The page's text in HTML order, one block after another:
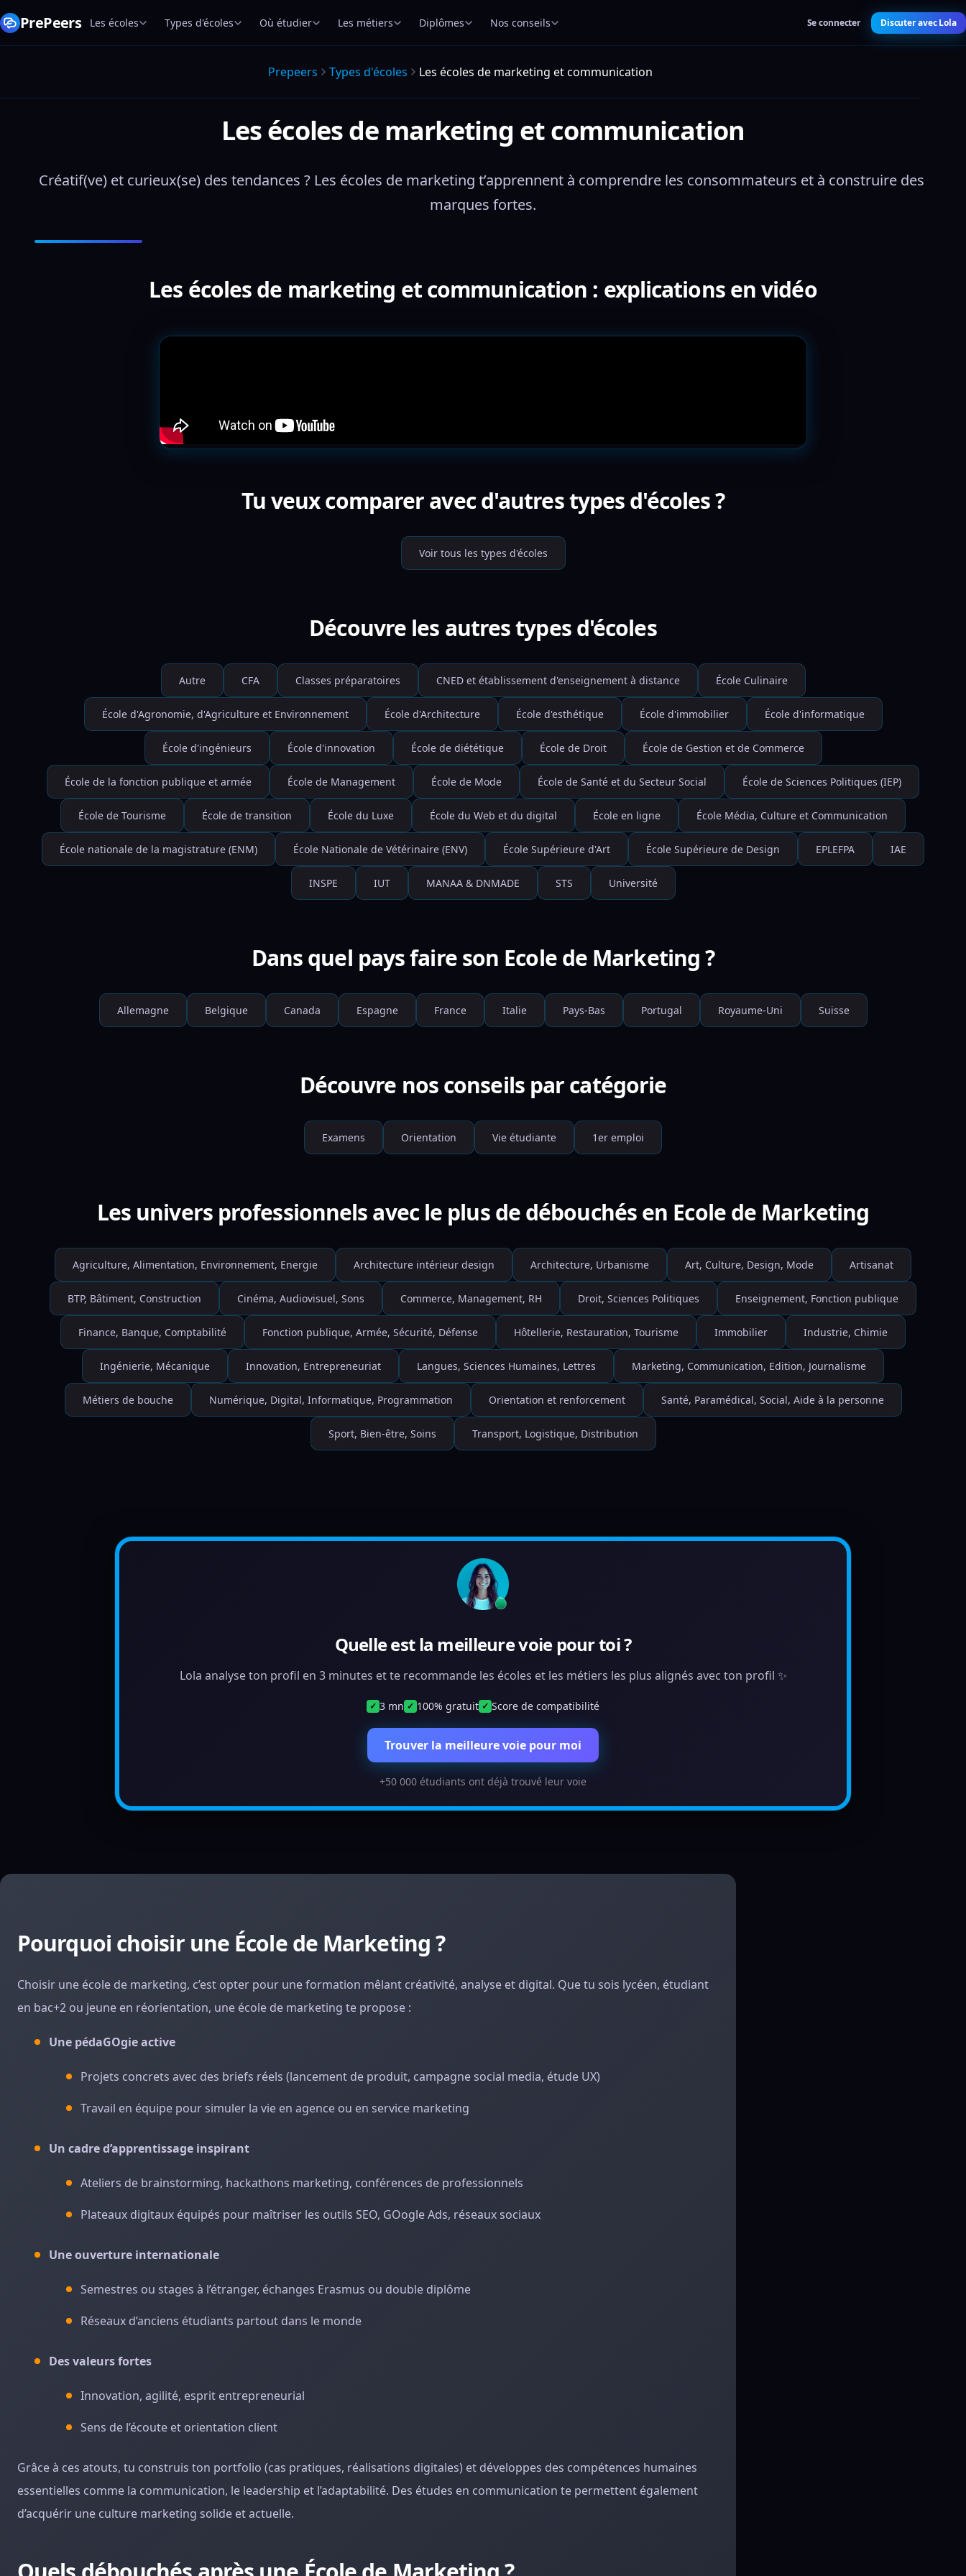
PrePeers Les écoles Types d'écoles Où étudier Les métiers Diplômes Nos conseils Se connecter Discuter avec Lola
Prepeers Types d'écoles Les écoles de marketing et communication
Les écoles de marketing et communication
Créatif(ve) et curieux(se) des tendances ? Les écoles de marketing t’apprennent à comprendre les consommateurs et à construire des
marques fortes.
Les écoles de marketing et communication : explications en vidéo
Tu veux comparer avec d'autres types d'écoles ?
Voir tous les types d'écoles
Découvre les autres types d'écoles
Autre CFA Classes préparatoires CNED et établissement d'enseignement à distance École Culinaire
École d'Agronomie, d'Agriculture et Environnement École d'Architecture École d'esthétique École d'immobilier École d'informatique
École d'ingénieurs École d'innovation École de diététique École de Droit École de Gestion et de Commerce
École de la fonction publique et armée École de Management École de Mode École de Santé et du Secteur Social École de Sciences Politiques (IEP)
École de Tourisme École de transition École du Luxe École du Web et du digital École en ligne École Média, Culture et Communication
École nationale de la magistrature (ENM) École Nationale de Vétérinaire (ENV) École Supérieure d'Art École Supérieure de Design EPLEFPA IAE
INSPE IUT MANAA & DNMADE STS Université
Dans quel pays faire son Ecole de Marketing ?
Allemagne Belgique Canada Espagne France Italie Pays-Bas Portugal Royaume-Uni Suisse
Découvre nos conseils par catégorie
Examens Orientation Vie étudiante 1er emploi
Les univers professionnels avec le plus de débouchés en Ecole de Marketing
Agriculture, Alimentation, Environnement, Energie Architecture intérieur design Architecture, Urbanisme Art, Culture, Design, Mode Artisanat
BTP, Bâtiment, Construction Cinéma, Audiovisuel, Sons Commerce, Management, RH Droit, Sciences Politiques Enseignement, Fonction publique
Finance, Banque, Comptabilité Fonction publique, Armée, Sécurité, Défense Hôtellerie, Restauration, Tourisme Immobilier Industrie, Chimie
Ingénierie, Mécanique Innovation, Entrepreneuriat Langues, Sciences Humaines, Lettres Marketing, Communication, Edition, Journalisme
Métiers de bouche Numérique, Digital, Informatique, Programmation Orientation et renforcement Santé, Paramédical, Social, Aide à la personne
Sport, Bien-être, Soins Transport, Logistique, Distribution
Quelle est la meilleure voie pour toi ?
Lola analyse ton profil en 3 minutes et te recommande les écoles et les métiers les plus alignés avec ton profil ✨
✓ 3 mn ✓ 100% gratuit ✓ Score de compatibilité
Trouver la meilleure voie pour moi
+50 000 étudiants ont déjà trouvé leur voie
Pourquoi choisir une École de Marketing ?
Choisir une école de marketing, c’est opter pour une formation mêlant créativité, analyse et digital. Que tu sois lycéen, étudiant
en bac+2 ou jeune en réorientation, une école de marketing te propose :
Une pédaGOgie active
Projets concrets avec des briefs réels (lancement de produit, campagne social media, étude UX)
Travail en équipe pour simuler la vie en agence ou en service marketing
Un cadre d’apprentissage inspirant
Ateliers de brainstorming, hackathons marketing, conférences de professionnels
Plateaux digitaux équipés pour maîtriser les outils SEO, GOogle Ads, réseaux sociaux
Une ouverture internationale
Semestres ou stages à l’étranger, échanges Erasmus ou double diplôme
Réseaux d’anciens étudiants partout dans le monde
Des valeurs fortes
Innovation, agilité, esprit entrepreneurial
Sens de l’écoute et orientation client
Grâce à ces atouts, tu construis ton portfolio (cas pratiques, réalisations digitales) et développes des compétences humaines
essentielles comme la communication, le leadership et l’adaptabilité. Des études en communication te permettent également
d’acquérir une culture marketing solide et actuelle.